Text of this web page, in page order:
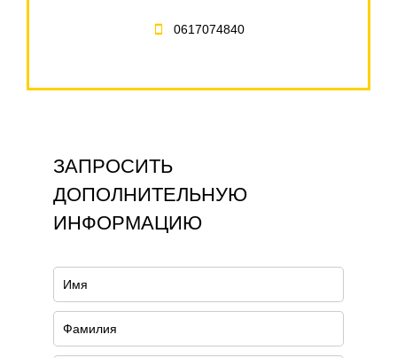
0617074840
ЗАПРОСИТЬ
ДОПОЛНИТЕЛЬНУЮ
ИНФОРМАЦИЮ